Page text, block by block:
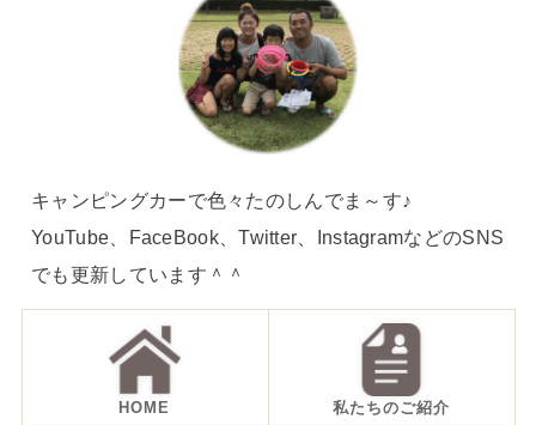
キャンピングカーで色々たのしんでま～す♪
YouTube、FaceBook、Twitter、InstagramなどのSNS
でも更新しています＾＾
HOME 私たちのご紹介